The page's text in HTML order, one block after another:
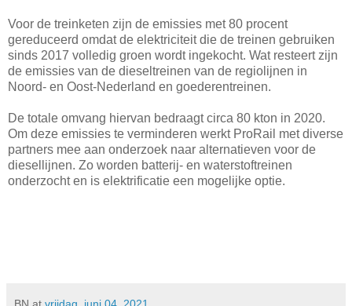
Voor de treinketen zijn de emissies met 80 procent
gereduceerd omdat de elektriciteit die de treinen gebruiken
sinds 2017 volledig groen wordt ingekocht. Wat resteert zijn
de emissies van de dieseltreinen van de regiolijnen in
Noord- en Oost-Nederland en goederentreinen.
De totale omvang hiervan bedraagt circa 80 kton in 2020.
Om deze emissies te verminderen werkt ProRail met diverse
partners mee aan onderzoek naar alternatieven voor de
diesellijnen. Zo worden batterij- en waterstoftreinen
onderzocht en is elektrificatie een mogelijke optie.